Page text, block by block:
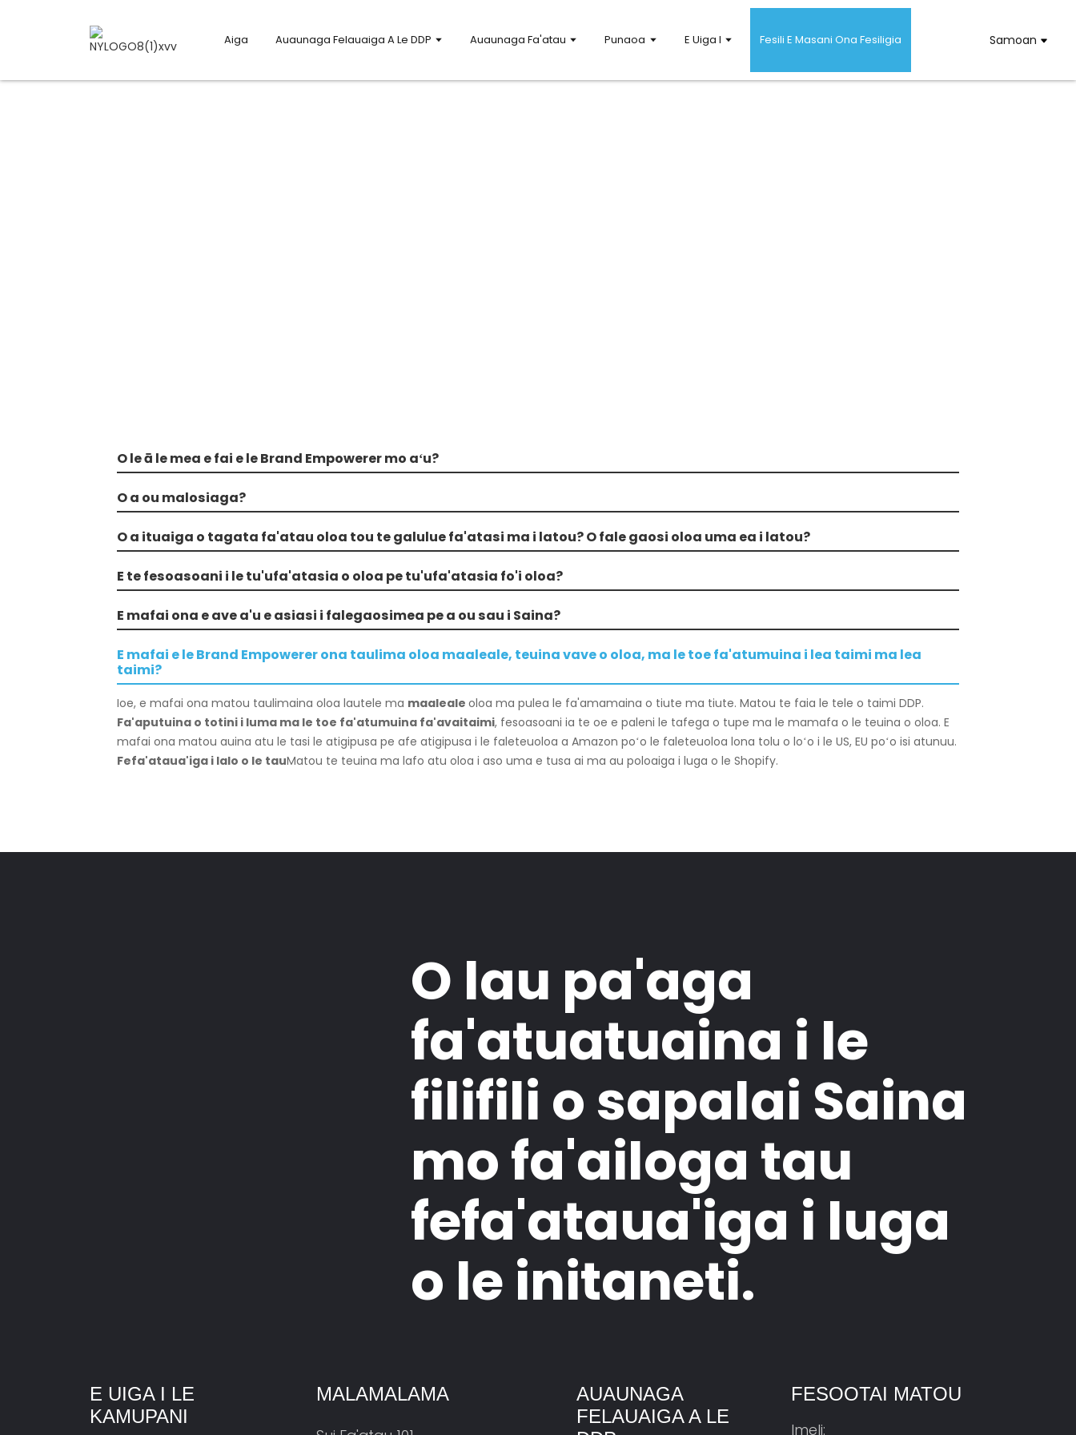
Aiga Auaunaga Felauaiga A Le DDP Auaunaga Fa'atau Punaoa E Uiga I Fesili E Masani Ona Fesiligia Samoan
O le ā le mea e fai e le Brand Empowerer mo aʻu?
O a ou malosiaga?
O a ituaiga o tagata fa'atau oloa tou te galulue fa'atasi ma i latou? O fale gaosi oloa uma ea i latou?
E te fesoasoani i le tu'ufa'atasia o oloa pe tu'ufa'atasia fo'i oloa?
E mafai ona e ave a'u e asiasi i falegaosimea pe a ou sau i Saina?
E mafai e le Brand Empowerer ona taulima oloa maaleale, teuina vave o oloa, ma le toe fa'atumuina i lea taimi ma lea
taimi?
Ioe, e mafai ona matou taulimaina oloa lautele ma maaleale oloa ma pulea le fa'amamaina o tiute ma tiute. Matou te faia le tele o taimi DDP.
Fa'aputuina o totini i luma ma le toe fa'atumuina fa'avaitaimi, fesoasoani ia te oe e paleni le tafega o tupe ma le mamafa o le teuina o oloa. E
mafai ona matou auina atu le tasi le atigipusa pe afe atigipusa i le faleteuoloa a Amazon poʻo le faleteuoloa lona tolu o loʻo i le US, EU poʻo isi atunuu.
Fefa'ataua'iga i lalo o le tauMatou te teuina ma lafo atu oloa i aso uma e tusa ai ma au poloaiga i luga o le Shopify.
O lau pa'aga
fa'atuatuaina i le
filifili o sapalai Saina
mo fa'ailoga tau
fefa'ataua'iga i luga
o le initaneti.
E UIGA I LE
KAMUPANI
MALAMALAMA
AUAUNAGA
FELAUAIGA A LE
FESOOTAI MATOU
Imeli: